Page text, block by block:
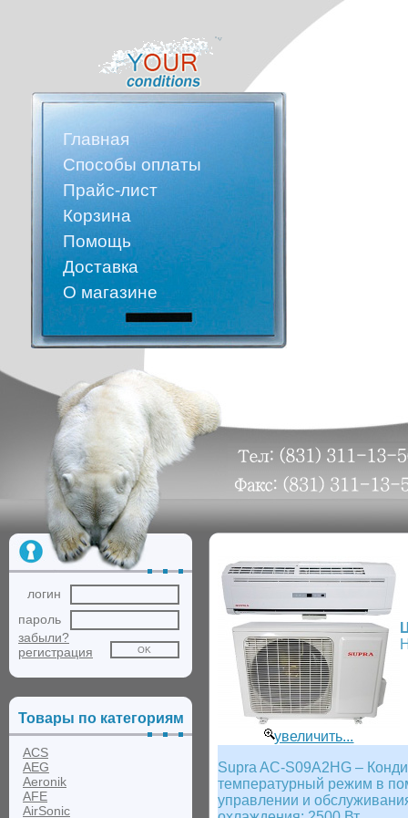
Главная
Способы оплаты
Прайс-лист
Корзина
Помощь
Доставка
О магазине
логин
пароль
забыли?
регистрация
Товары по категориям
ACS
AEG
Aeronik
AFE
AirSonic
увеличить...
Supra AC-S09A2HG –
температурный режим в
управлении и